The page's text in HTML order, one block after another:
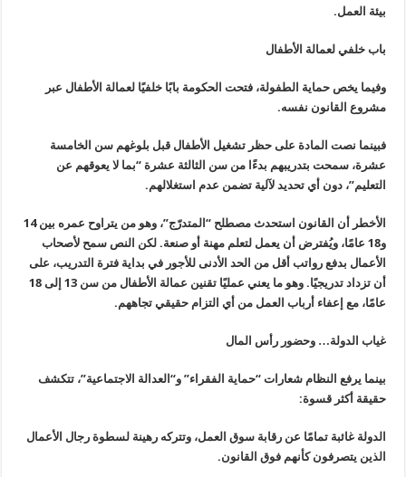
بيئة العمل.
باب خلفي لعمالة الأطفال
وفيما يخص حماية الطفولة، فتحت الحكومة بابًا خلفيًا لعمالة الأطفال عبر
مشروع القانون نفسه.
فبينما نصت المادة على حظر تشغيل الأطفال قبل بلوغهم سن الخامسة
عشرة، سمحت بتدريبهم بدءًا من سن الثالثة عشرة “بما لا يعوقهم عن
التعليم”، دون أي تحديد لآلية تضمن عدم استغلالهم.
الأخطر أن القانون استحدث مصطلح “المتدرّج”، وهو من يتراوح عمره بين 14
و18 عامًا، ويُفترض أن يعمل لتعلم مهنة أو صنعة. لكن النص سمح لأصحاب
الأعمال بدفع رواتب أقل من الحد الأدنى للأجور في بداية فترة التدريب، على
أن تزداد تدريجيًا. وهو ما يعني عمليًا تقنين عمالة الأطفال من سن 13 إلى 18
عامًا، مع إعفاء أرباب العمل من أي التزام حقيقي تجاههم.
غياب الدولة… وحضور رأس المال
بينما يرفع النظام شعارات “حماية الفقراء” و“العدالة الاجتماعية”، تتكشف
حقيقة أكثر قسوة:
الدولة غائبة تمامًا عن رقابة سوق العمل، وتتركه رهينة لسطوة رجال الأعمال
الذين يتصرفون كأنهم فوق القانون.